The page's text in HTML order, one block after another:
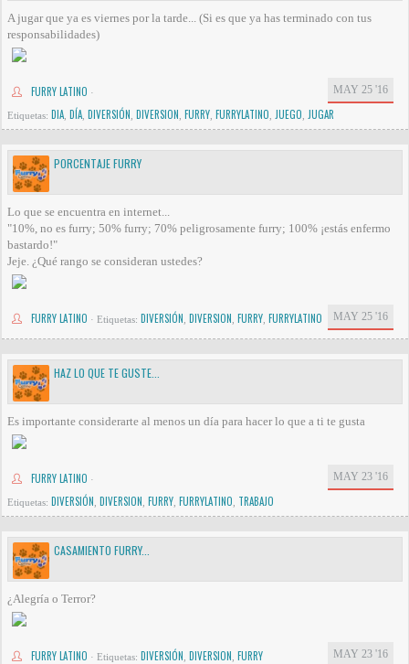
A jugar que ya es viernes por la tarde... (Si es que ya has terminado con tus
responsabilidades)
FURRY LATINO MAY 25 '16
·
Etiquetas: DIA DÍA DIVERSIÓN DIVERSION FURRY FURRYLATINO JUEGO JUGAR
PORCENTAJE FURRY
Lo que se encuentra en internet...
"10%, no es furry; 50% furry; 70% peligrosamente furry; 100% ¡estás enfermo
bastardo!"
Jeje. ¿Qué rango se consideran ustedes?
FURRY LATINO MAY 25 '16
· Etiquetas: DIVERSIÓN DIVERSION FURRY FURRYLATINO
HAZ LO QUE TE GUSTE...
Es importante considerarte al menos un día para hacer lo que a ti te gusta
FURRY LATINO MAY 23 '16
·
Etiquetas: DIVERSIÓN DIVERSION FURRY FURRYLATINO TRABAJO
CASAMIENTO FURRY...
¿Alegría o Terror?
FURRY LATINO MAY 23 '16
· Etiquetas: DIVERSIÓN DIVERSION FURRY